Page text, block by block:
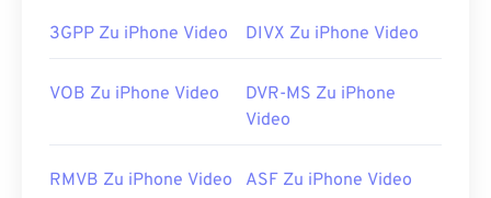
Web Browserist jedoch eine kostenlose Option,
umgehen lassen.
3GPP Zu iPhone Video DIVX Zu iPhone Video
VOB Zu iPhone Video
DVR-MS Zu iPhone
Video
RMVB Zu iPhone Video ASF Zu iPhone Video